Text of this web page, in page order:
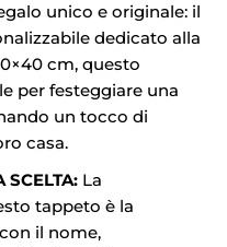
unico e originale: il
dedicato alla
cm, questo
per festeggiare una
un tocco di
casa.
SCELTA: La
tappeto è la
il nome,